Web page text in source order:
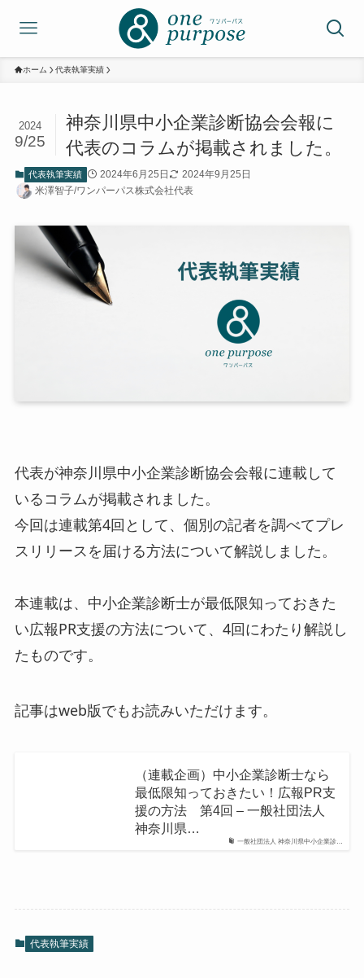
ホーム 代表執筆実績
神奈川県中小企業診断協会会報に
代表のコラムが掲載されました。
2024
9/25
代表執筆実績 2024年6月25日
2024年9月25日
米澤智子/ワンパーパス株式会社代表
代表が神奈川県中小企業診断協会会報に連載して
いるコラムが掲載されました。
今回は連載第4回として、個別の記者を調べてプレ
スリリースを届ける方法について解説しました。
本連載は、中小企業診断士が最低限知っておきた
い広報PR支援の方法について、4回にわたり解説し
たものです。
記事はweb版でもお読みいただけます。
一般社団法人 神奈川県中小企業診…
（連載企画）中小企業診断士なら
最低限知っておきたい！広報PR支
援の方法 第4回 – 一般社団法人
神奈川県…
代表執筆実績